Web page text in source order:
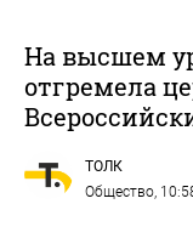
На высшем
отгремела
ТОЛК
Общество,